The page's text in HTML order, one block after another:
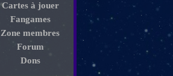
Cartes à jouer
Fangames
Zone membres
Forum
Dons